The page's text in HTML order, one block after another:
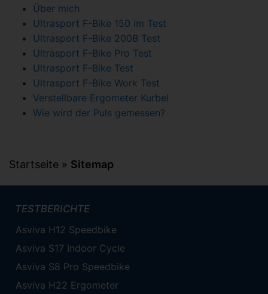
Über mich
Ultrasport F-Bike 150 im Test
Ultrasport F-Bike 200B Test
Ultrasport F-Bike Pro Test
Ultrasport F-Bike Test
Ultrasport F-Bike Work Test
Verstellbare Ergometer Kurbel
Wie wird der Puls gemessen?
Startseite » Sitemap
TESTBERICHTE
Asviva H12 Speedbike
Asviva S17 Indoor Cycle
Asviva S8 Pro Speedbike
Asviva H22 Ergometer